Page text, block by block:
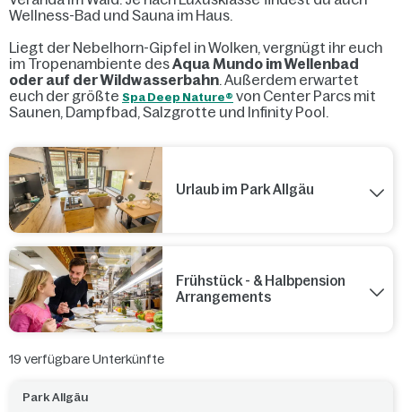
Wellness-Bad und Sauna im Haus.
Liegt der Nebelhorn-Gipfel in Wolken, vergnügt ihr euch
im Tropenambiente desAqua Mundo im Wellenbad
oder auf der Wildwasserbahn. Außerdem erwartet
euch der größte Spa Deep Nature® von Center Parcs mit
Saunen, Dampfbad, Salzgrotte und Infinity Pool.
Urlaub im Park Allgäu
Frühstück - & Halbpension
Arrangements
19 verfügbare Unterkünfte
Park Allgäu